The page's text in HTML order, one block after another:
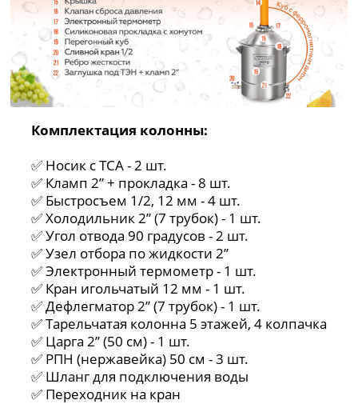
Комплектация колонны:
✅ Носик с ТСА - 2 шт.
✅ Кламп 2” + прокладка - 8 шт.
✅ Быстросъем 1/2, 12 мм - 4 шт.
✅ Холодильник 2” (7 трубок) - 1 шт.
✅ Угол отвода 90 градусов - 2 шт.
✅ Узел отбора по жидкости 2”
✅ Электронный термометр - 1 шт.
✅ Кран игольчатый 12 мм - 1 шт.
✅ Дефлегматор 2” (7 трубок) - 1 шт.
✅ Тарельчатая колонна 5 этажей, 4 колпачка
✅ Царга 2” (50 см) - 1 шт.
✅ РПН (нержавейка) 50 см - 3 шт.
✅ Шланг для подключения воды
✅ Переходник на кран